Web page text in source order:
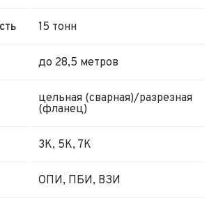
15 тонн
до 28,5 метров
цельная (сварная)/разрезная
(фланец)
3К, 5К, 7К
ОПИ, ПБИ, ВЗИ